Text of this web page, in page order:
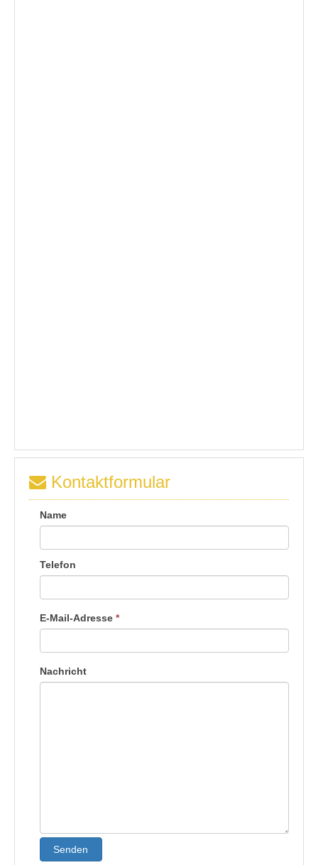
Kontaktformular
Name
Telefon
E-Mail-Adresse *
Nachricht
Senden